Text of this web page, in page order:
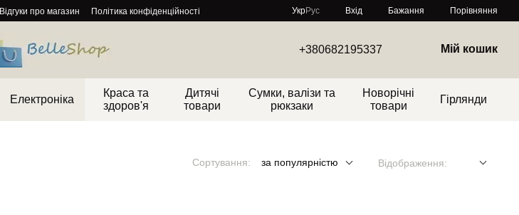
Відгуки про магазин Політика конфіденційності УкрРус Вхід Бажання Порівняння
+380682195337 Мій кошик
Електроніка
Краса та
здоров'я
Дитячі
товари
Сумки, валізи та
рюкзаки
Новорічні
товари
Гірлянди
Сортування: за популярністю Відображення: